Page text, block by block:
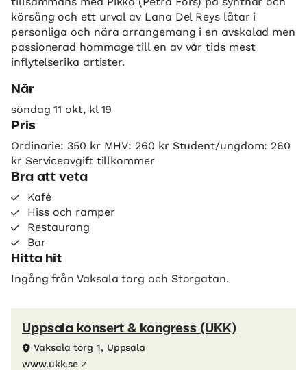
körsång och ett urval av Lana Del Reys låtar i
personliga och nära arrangemang i en avskalad men
passionerad hommage till en av vår tids mest
inflytelserika artister.
När
söndag 11 okt, kl 19
Pris
Ordinarie: 350 kr MHV: 260 kr Student/ungdom: 260
kr Serviceavgift tillkommer
Bra att veta
Kafé
Hiss och ramper
Restaurang
Bar
Hitta hit
Ingång från Vaksala torg och Storgatan.
Uppsala konsert & kongress (UKK)
Vaksala torg 1, Uppsala
www.ukk.se